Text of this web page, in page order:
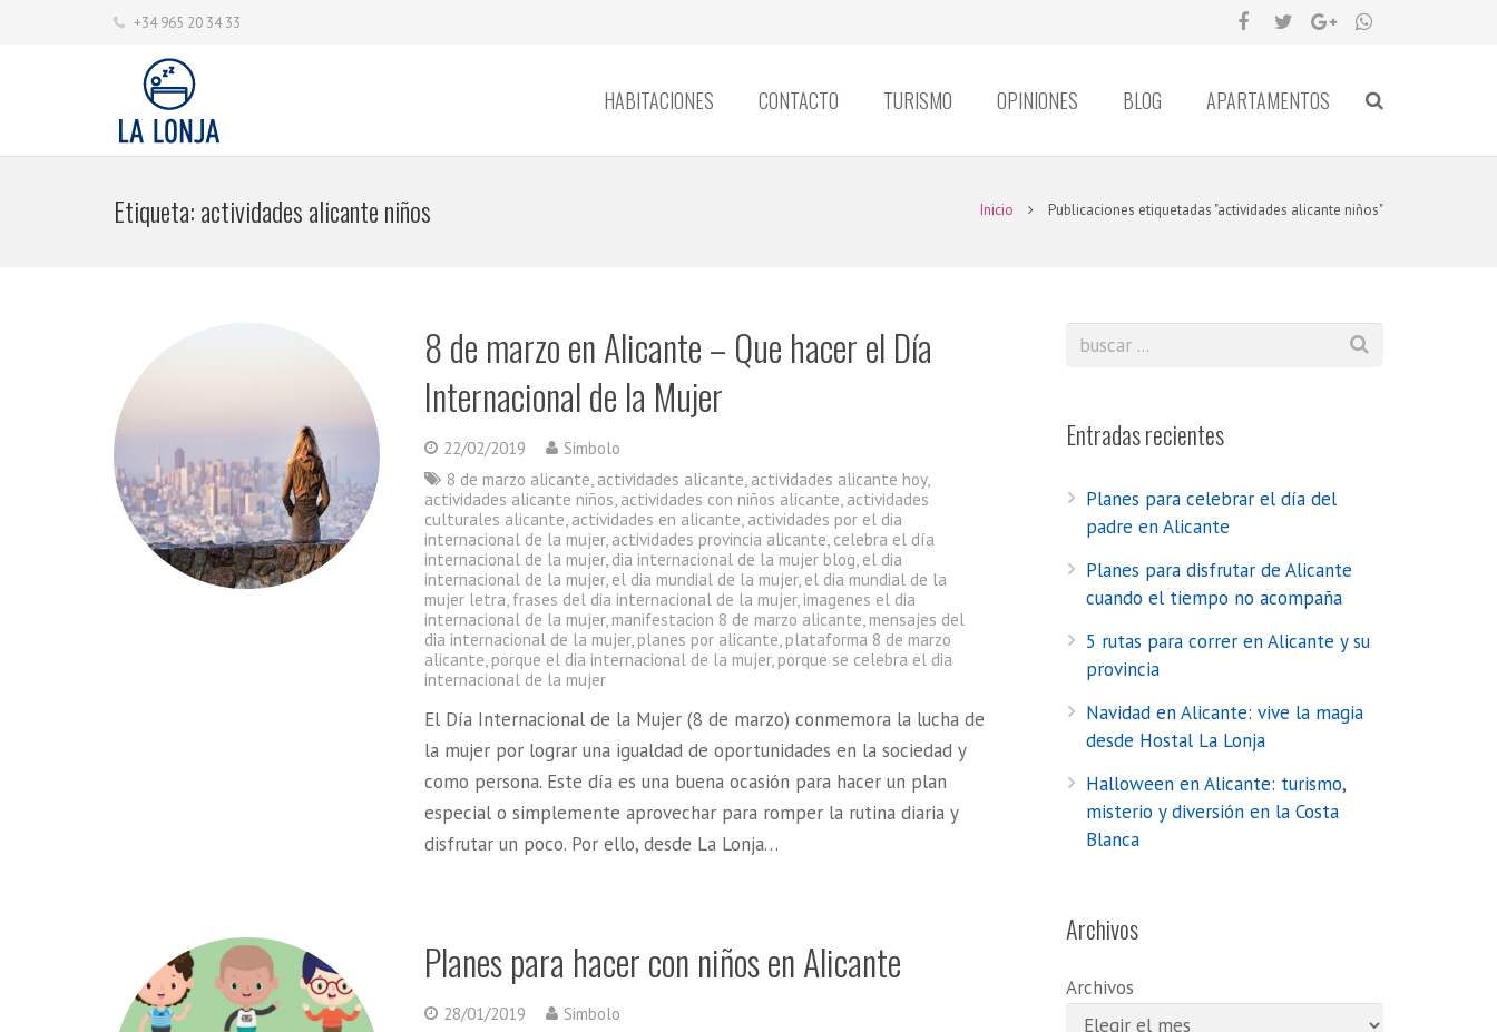
+34 965 20 34 33
HABITACIONES CONTACTO TURISMO OPINIONES BLOG APARTAMENTOS
Etiqueta:actividades alicante niños Inicio Publicaciones etiquetadas "actividades alicante niños"
8 de marzo en Alicante – Que hacer el Día
Internacional de la Mujer
22/02/2019
Simbolo
8 de marzo alicante, actividades alicante, actividades alicante hoy,
actividades alicante niños, actividades con niños alicante, actividades
culturales alicante, actividades en alicante, actividades por el dia
internacional de la mujer, actividades provincia alicante, celebra el día
internacional de la mujer, dia internacional de la mujer blog, el dia
internacional de la mujer, el dia mundial de la mujer, el dia mundial de la
mujer letra, frases del dia internacional de la mujer, imagenes el dia
internacional de la mujer, manifestacion 8 de marzo alicante, mensajes del
dia internacional de la mujer, planes por alicante, plataforma 8 de marzo
alicante, porque el dia internacional de la mujer, porque se celebra el dia
internacional de la mujer
El Día Internacional de la Mujer (8 de marzo) conmemora la lucha de
la mujer por lograr una igualdad de oportunidades en la sociedad y
como persona. Este día es una buena ocasión para hacer un plan
especial o simplemente aprovechar para romper la rutina diaria y
disfrutar un poco. Por ello, desde La Lonja…
Planes para hacer con niños en Alicante
28/01/2019
Simbolo
Entradas recientes
Planes para celebrar el día del
padre en Alicante
Planes para disfrutar de Alicante
cuando el tiempo no acompaña
5 rutas para correr en Alicante y su
provincia
Navidad en Alicante: vive la magia
desde Hostal La Lonja
Halloween en Alicante: turismo,
misterio y diversión en la Costa
Blanca
Archivos
Archivos